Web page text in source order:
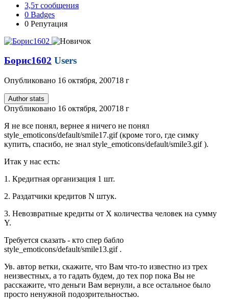
3,5т сообщения
0 Badges
0 Репутация
Борис1602 Users
Опубликовано 16 октября, 200718 г
Author stats
Опубликовано 16 октября, 200718 г
Я не все понял, вернее я ничего не понял
style_emoticons/default/smile17.gif(кроме того, где симку
купить, спасибо, не знал style_emoticons/default/smile3.gif).
Итак у нас есть:
1. Кредитная организация 1 шт.
2. Раздатчики кредитов N штук.
3. Невозвратные кредиты от Х количества человек на сумму
Y.
Требуется сказать - кто спер бабло
style_emoticons/default/smile13.gif.
Ув. автор ветки, скажите, что Вам что-то известно из трех
неизвестных, а то гадать будем, до тех пор пока Вы не
расскажите, что деньги Вам вернули, а все остальное было
просто ненужной подозрительностью.